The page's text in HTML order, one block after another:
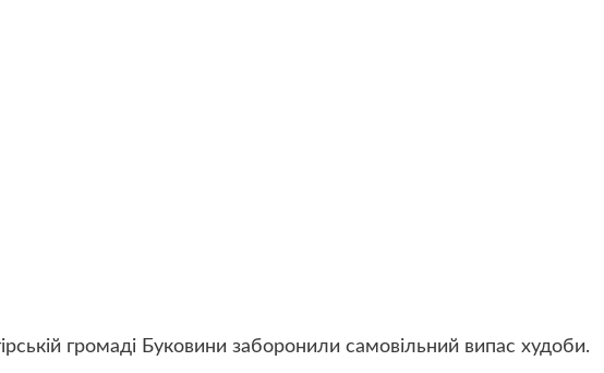
громаді Буковини заборонили самовільний випас худоби.